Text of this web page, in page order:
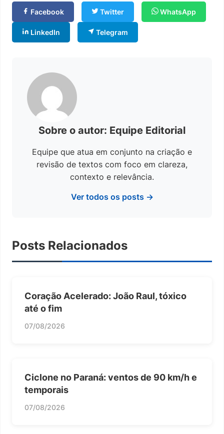
Facebook Twitter WhatsApp
LinkedIn Telegram
Sobre o autor: Equipe Editorial
Equipe que atua em conjunto na criação e
revisão de textos com foco em clareza,
contexto e relevância.
Ver todos os posts →
Posts Relacionados
Coração Acelerado: João Raul, tóxico
até o fim
07/08/2026
Ciclone no Paraná: ventos de 90 km/h e
temporais
07/08/2026